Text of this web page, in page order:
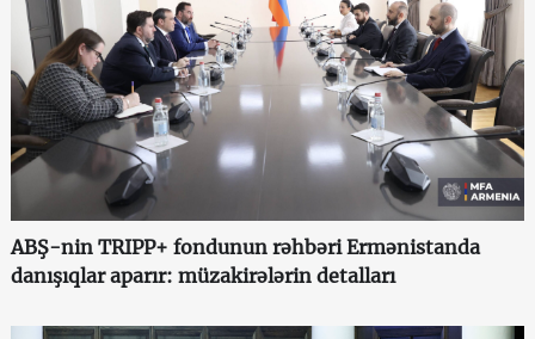
ABŞ-nin TRIPP+ fondunun rəhbəri Ermənistanda
danışıqlar aparır: müzakirələrin detalları